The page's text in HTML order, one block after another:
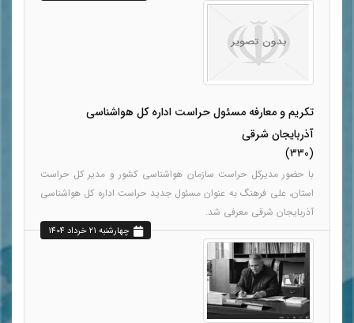
تکریم‌ و معارفه مسئول حراست اداره کل هواشناسی
آذربایجان شرقی
(330)
با حضور مدیرکل حراست سازمان هواشناسی کشور و مدیر کل حراست
استان، علی فرهنگ به عنوان مسئول جدید حراست اداره کل هواشناسی
آذربایجان شرقی معرفی شد.
چهارشنبه 21 خرداد 1404